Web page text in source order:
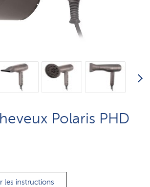
Polaris PHD
les instructions